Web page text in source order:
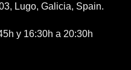
Lugo, Galicia, Spain.
y 16:30h a 20:30h